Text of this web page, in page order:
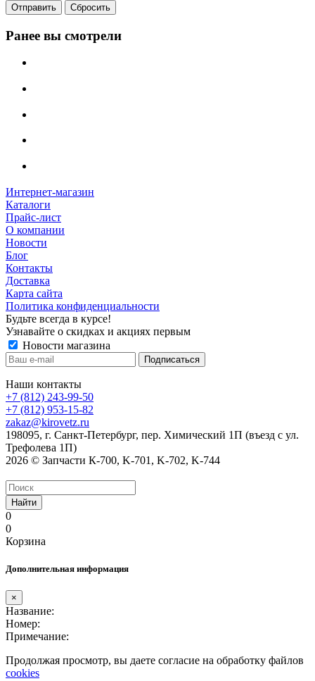
Сбросить
Ранее вы смотрели
Интернет-магазин
Каталоги
Прайс-лист
О компании
Новости
Блог
Контакты
Доставка
Карта сайта
Политика конфиденциальности
Будьте всегда в курсе!
Узнавайте о скидках и акциях первым
Новости магазина
Наши контакты
+7 (812) 243-99-50
+7 (812) 953-15-82
zakaz@kirovetz.ru
198095, г. Санкт-Петербург, пер. Химический 1П (въезд с ул.
Трефолева 1П)
2026 © Запчасти К-700, K-701, K-702, K-744
Найти
0
0
Корзина
Дополнительная информация
×
Название:
Номер:
Примечание:
Продолжая просмотр, вы даете согласие на обработку файлов
cookies